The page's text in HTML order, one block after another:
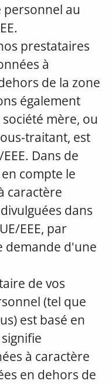
personnel au
prestataires
à
de la zone
également
mère, ou
traitant, est
Dans de
compte le
caractère
dans
EEE, par
demande d'une
de vos
(tel que
est basé en
à caractère
en dehors de